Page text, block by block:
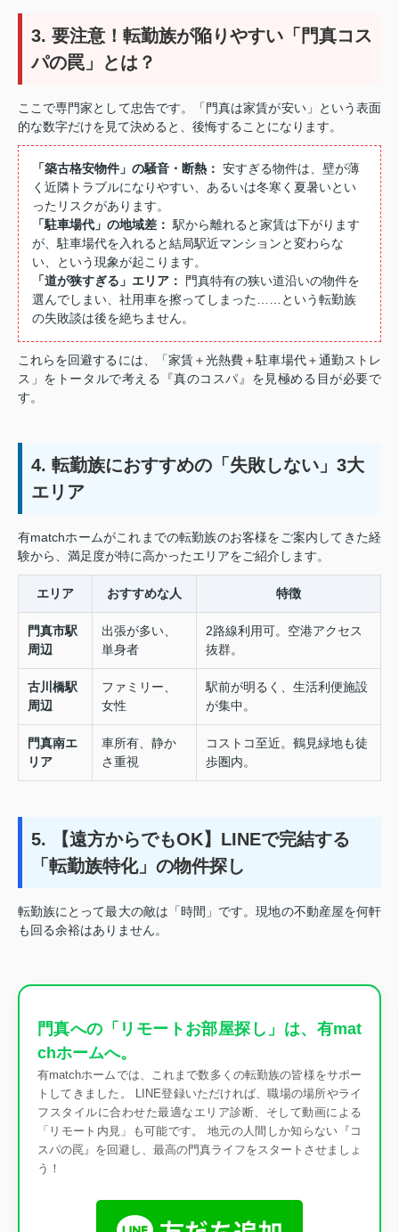
3. 要注意！転勤族が陥りやすい「門真コス
パの罠」とは？
ここで専門家として忠告です。「門真は家賃が安い」という表面
的な数字だけを見て決めると、後悔することになります。
「築古格安物件」の騒音・断熱： 安すぎる物件は、壁が薄
く近隣トラブルになりやすい、あるいは冬寒く夏暑いとい
ったリスクがあります。
「駐車場代」の地域差： 駅から離れると家賃は下がります
が、駐車場代を入れると結局駅近マンションと変わらな
い、という現象が起こります。
「道が狭すぎる」エリア：
門真特有の狭い道沿いの物件を
選んでしまい、社用車を擦ってしまった……という転勤族
の失敗談は後を絶ちません。
これらを回避するには、「家賃＋光熱費＋駐車場代＋通勤ストレ
ス」をトータルで考える『真のコスパ』を見極める目が必要で
す。
4. 転勤族におすすめの「失敗しない」3大
エリア
有matchホームがこれまでの転勤族のお客様をご案内してきた経
験から、満足度が特に高かったエリアをご紹介します。
エリア おすすめな人 特徴
門真市駅
周辺
出張が多い、
単身者
2路線利用可。空港アクセス
抜群。
古川橋駅
周辺
ファミリー、
女性
駅前が明るく、生活利便施設
が集中。
門真南エ
リア
車所有、静か
さ重視
コストコ至近。鶴見緑地も徒
歩圏内。
5. 【遠方からでもOK】LINEで完結する
「転勤族特化」の物件探し
転勤族にとって最大の敵は「時間」です。現地の不動産屋を何軒
も回る余裕はありません。
門真への「リモートお部屋探し」は、有mat
chホームへ。
有matchホームでは、これまで数多くの転勤族の皆様をサポー
トしてきました。 LINE登録いただければ、職場の場所やライ
フスタイルに合わせた最適なエリア診断、そして動画による
「リモート内見」も可能です。 地元の人間しか知らない『コ
スパの罠』を回避し、最高の門真ライフをスタートさせましょ
う！